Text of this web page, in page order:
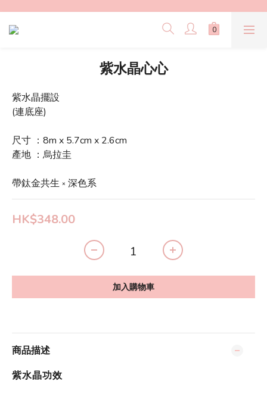
紫水晶心心
紫水晶擺設
(連底座)
尺寸 ：8m x 5.7cm x 2.6cm
產地 ：烏拉圭
帶鈦金共生 ༝ 深色系
HK$348.00
加入購物車
商品描述
紫水晶功效